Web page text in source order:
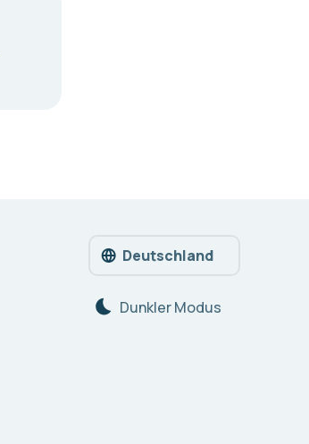
Deutschland
Dunkler Modus